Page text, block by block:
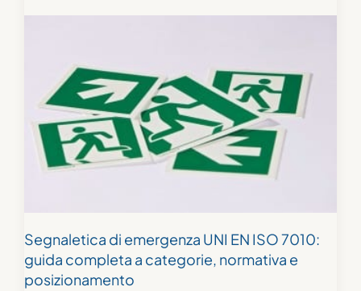
Segnaletica di emergenza UNI EN ISO 7010:
guida completa a categorie, normativa e
posizionamento